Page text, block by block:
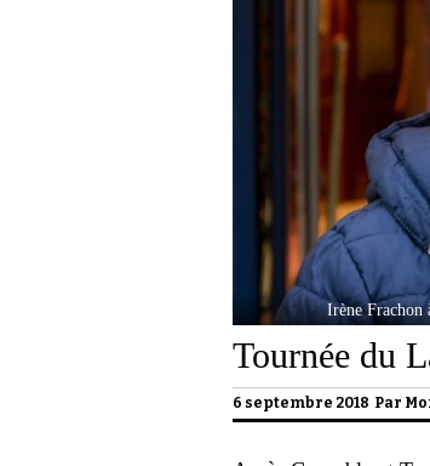
Irène Frachon
Tournée du
6 septembre 2018 Par